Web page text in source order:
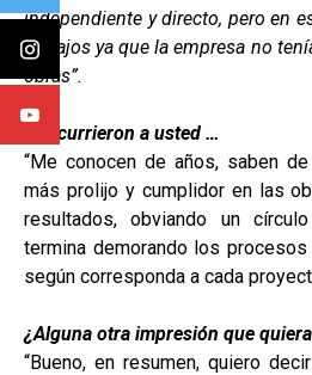
independiente y directo, pero en
trabajos ya que la empresa no
obras”.
Y recurrieron a usted …
“Me conocen de años, saben
más prolijo y cumplidor en las
resultados, obviando un
termina demorando los
según corresponda a cada
¿Alguna otra impresión que
“Bueno, en resumen, quiero